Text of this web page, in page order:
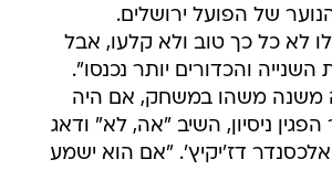
של הפועל ירושלים.
לא כל כך טוב ולא קלעו, אבל
והכדורים יותר נכנסו".
משנה משהו במשחק, אם היה
ניסיון, השיב "אה, לא" ודאג
דז'יקיץ'. "אם הוא ישמע